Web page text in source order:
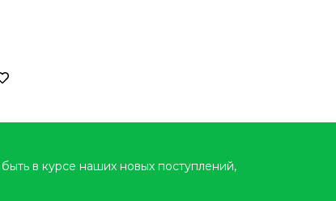
в курсе наших новых поступлений,